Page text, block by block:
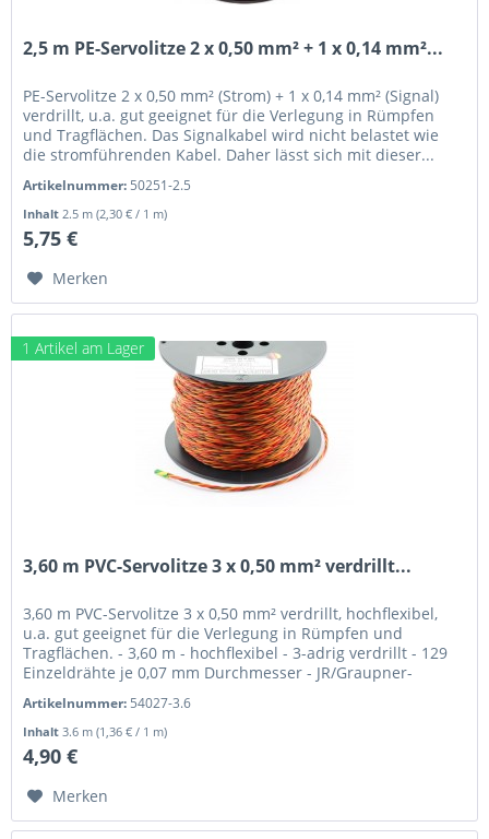
2,5 m PE-Servolitze 2 x 0,50 mm² + 1 x 0,14 mm²...
PE-Servolitze 2 x 0,50 mm² (Strom) + 1 x 0,14 mm² (Signal)
verdrillt, u.a. gut geeignet für die Verlegung in Rümpfen
und Tragflächen. Das Signalkabel wird nicht belastet wie
die stromführenden Kabel. Daher lässt sich mit dieser...
Artikelnummer: 50251-2.5
Inhalt 2.5 m(2,30 € / 1 m)
5,75 €
Merken
1 Artikel am Lager
3,60 m PVC-Servolitze 3 x 0,50 mm² verdrillt...
3,60 m PVC-Servolitze 3 x 0,50 mm² verdrillt, hochflexibel,
u.a. gut geeignet für die Verlegung in Rümpfen und
Tragflächen. - 3,60 m - hochflexibel - 3-adrig verdrillt - 129
Einzeldrähte je 0,07 mm Durchmesser - JR/Graupner-
Artikelnummer: 54027-3.6
Inhalt 3.6 m(1,36 € / 1 m)
4,90 €
Merken